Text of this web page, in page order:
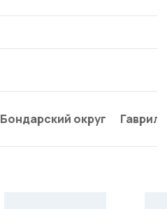
Бондарский округ